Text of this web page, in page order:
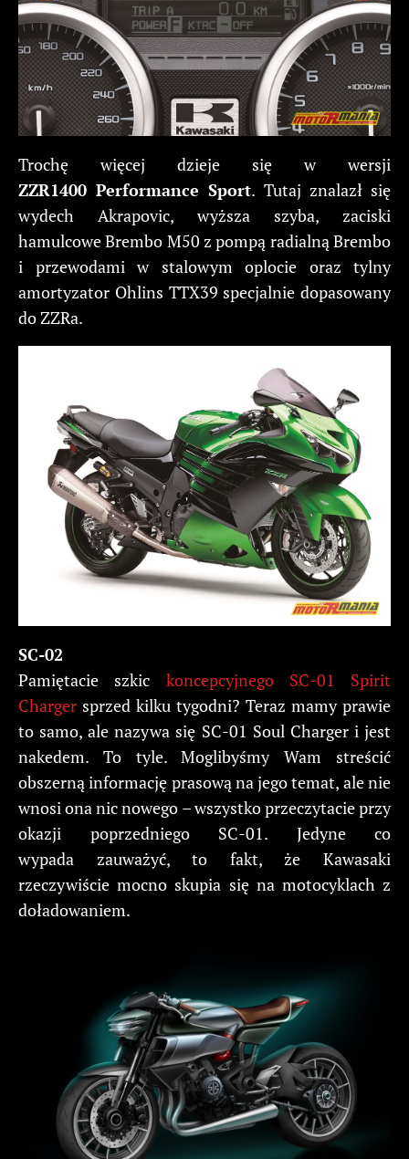
Trochę więcej dzieje się w wersji
ZZR1400 Performance Sport. Tutaj znalazł się
wydech Akrapovic, wyższa szyba, zaciski
hamulcowe Brembo M50 z pompą radialną Brembo
i przewodami w stalowym oplocie oraz tylny
amortyzator Ohlins TTX39 specjalnie dopasowany
do ZZRa.
SC-02
Pamiętacie szkic koncepcyjnego SC-01 Spirit
Charger sprzed kilku tygodni? Teraz mamy prawie
to samo, ale nazywa się SC-01 Soul Charger i jest
nakedem. To tyle. Moglibyśmy Wam streścić
obszerną informację prasową na jego temat, ale nie
wnosi ona nic nowego – wszystko przeczytacie przy
okazji poprzedniego SC-01. Jedyne co
wypada zauważyć, to fakt, że Kawasaki
rzeczywiście mocno skupia się na motocyklach z
doładowaniem.